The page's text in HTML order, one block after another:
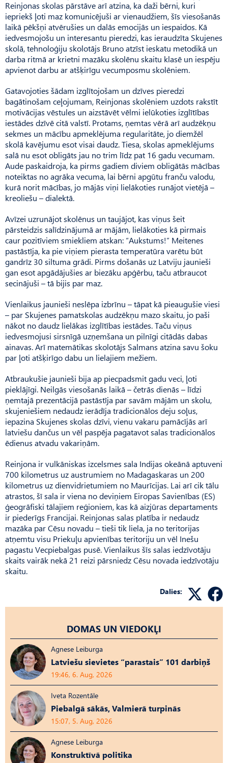
Rein­jonas skolas pārstāve arī atzina, ka daži bērni, kuri
iepriekš ļoti maz komunicējuši ar vienaudžiem, šīs viesošanās
laikā pēkšņi atvērušies un dalās emocijās un iespaidos. Kā
iedvesmojošu un interesantu pieredzi, kas ieraudzīta Skujenes
skolā, tehnoloģiju skolotājs Bruno atzīst ieskatu metodikā un
darba ritmā ar krietni mazāku skolēnu skaitu klasē un iespēju
apvienot darbu ar atšķirīgu vecumposmu skolēniem.
Gatavojoties šādam izglītojošam un dzīves pieredzi
bagātinošam ceļojumam, Reinjonas skolēniem uzdots rakstīt
motivācijas vēstules un aizstāvēt vēlmi ielūkoties izglītības
iestādes dzīvē citā valstī. Protams, ņemtas vērā arī audzēkņu
sekmes un mācību apmeklējuma regularitāte, jo diemžēl
skolā kavējumu esot visai daudz. Tiesa, skolas apmeklējums
salā nu esot obligāts jau no trim līdz pat 16 gadu vecumam.
Aude paskaidroja, ka pirms gadiem diviem obligātās mācības
noteiktas no agrāka vecuma, lai bērni apgūtu franču valodu,
kurā norit mācības, jo mājās viņi lielākoties runājot vietējā –
kreoliešu – dialektā.
Avīzei uzrunājot skolēnus un taujājot, kas viņus šeit
pārsteidzis salīdzinājumā ar mājām, lielākoties kā pirmais
caur pozitīviem smiekliem atskan: “Auk­stums!” Meitenes
pastāstīja, ka pie viņiem pierasta temperatūra varētu būt
gandrīz 30 siltuma grādi. Pirms došanās uz Latviju jaunieši
gan esot apgādājušies ar biezāku apģērbu, taču atbraucot
secinājuši – tā bijis par maz.
Vienlaikus jaunieši neslēpa izbrīnu – tāpat kā pieaugušie viesi
– par Skujenes pamatskolas audzēkņu mazo skaitu, jo paši
nākot no daudz lielākas izglītības iestādes. Taču viņus
iedvesmojusi sirsnīgā uzņemšana un pilnīgi citādās dabas
ainavas. Arī matemātikas skolotājs Salmans atzina savu šoku
par ļoti atšķirīgo dabu un lielajiem mežiem.
Atbraukušie jaunieši bija ap piecpadsmit gadu veci, ļoti
pieklājīgi. Neilgās viesošanās laikā – četrās dienās – līdzi
ņemtajā prezentācijā pastāstīja par savām mājām un skolu,
skujeniešiem nedaudz ierādīja tradicionālos deju soļus,
iepazina Sku­je­nes skolas dzīvi, vienu vakaru pamācījās arī
latviešu dančus un vēl paspēja pagatavot salas tradicionālos
ēdienus atvadu vakariņām.
Reinjona ir vulkāniskas izcelsmes sala Indijas okeānā aptuveni
700 kilometrus uz austrumiem no Madagaskaras un 200
kilometrus uz dienvidrietumiem no Maurīcijas. Lai arī cik tālu
atrastos, šī sala ir viena no deviņiem Eiropas Savienības (ES)
ģeogrāfiski tālajiem reģioniem, kas kā aizjūras departaments
ir piederīgs Francijai. Reinjonas salas platība ir nedaudz
mazāka par Cēsu novadu – tieši tik liela, ja no teritorijas
atņemtu visu Priekuļu apvienības teritoriju un vēl Inešu
pagastu Vecpiebalgas pusē. Vienlaikus šīs salas iedzīvotāju
skaits vairāk nekā 21 reizi pārsniedz Cēsu novada iedzīvotāju
skaitu.
Dalies:
DOMAS UN VIEDOKĻI
Agnese Leiburga
Latviešu sievietes “parastais” 101 darbiņš
19:46, 6. Aug, 2026
Iveta Rozentāle
Piebalgā sākās, Valmierā turpinās
15:07, 5. Aug, 2026
Agnese Leiburga
Konstruktīvā politika